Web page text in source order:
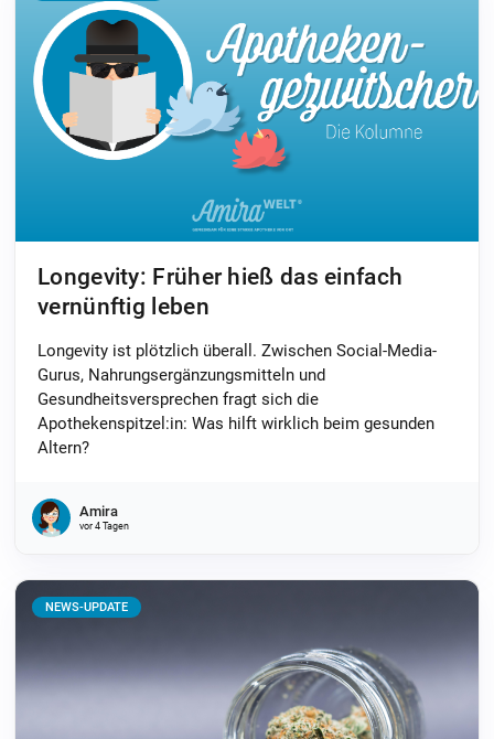
Longevity: Früher hieß das einfach
vernünftig leben
Longevity ist plötzlich überall. Zwischen Social-Media-
Gurus, Nahrungsergänzungsmitteln und
Gesundheitsversprechen fragt sich die
Apothekenspitzel:in: Was hilft wirklich beim gesunden
Altern?
Amira
vor 4 Tagen
NEWS-UPDATE